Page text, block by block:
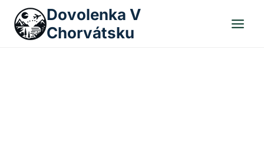
content
Dovolenka V
Chorvátsku